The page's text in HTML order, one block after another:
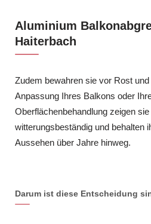
Aluminium
Haiterbach
Zudem bewahren sie vor Rost
Anpassung Ihres Balkons oder
Oberflächenbehandlung zeigen
witterungsbeständig und behalten
Aussehen über Jahre hinweg.
Darum ist diese Entscheidung